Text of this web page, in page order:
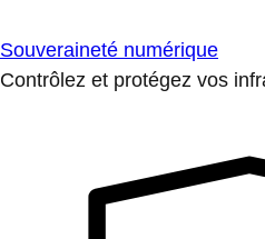
Souveraineté numérique
Contrôlez et protégez vos